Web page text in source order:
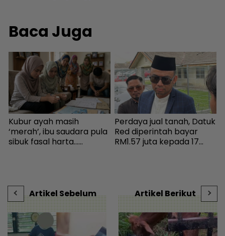
Baca Juga
Kubur ayah masih
‘merah’, ibu saudara pula
sibuk fasal harta...
Perdaya jual tanah, Datuk
Red diperintah bayar
RM1.57 juta kepada 17
Artikel Sebelum
Artikel Berikut